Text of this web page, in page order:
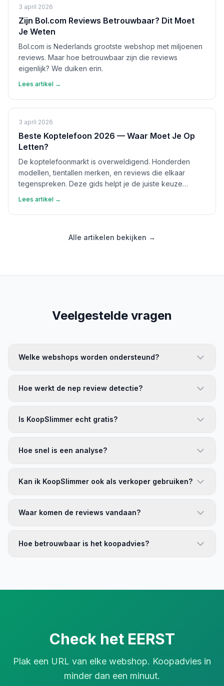
3 april 2026
Zijn Bol.com Reviews Betrouwbaar? Dit Moet
Je Weten
Bol.com is Nederlands grootste webshop met miljoenen
reviews. Maar hoe betrouwbaar zijn die reviews
eigenlijk? We duiken erin.
Lees artikel →
3 april 2026
Beste Koptelefoon 2026 — Waar Moet Je Op
Letten?
De koptelefoonmarkt is overweldigend. Honderden
modellen, tientallen merken, en reviews die elkaar
tegenspreken. Deze gids helpt je de juiste keuze
Lees artikel →
Alle artikelen bekijken →
Veelgestelde vragen
Welke webshops worden ondersteund?
Hoe werkt de nep review detectie?
Is KoopSlimmer echt gratis?
Hoe snel is een analyse?
Kan ik KoopSlimmer ook als verkoper gebruiken?
Waar komen de reviews vandaan?
Hoe betrouwbaar is het koopadvies?
Check het EERST
Plak een URL van elke webshop. Koopadvies in
minder dan een minuut.